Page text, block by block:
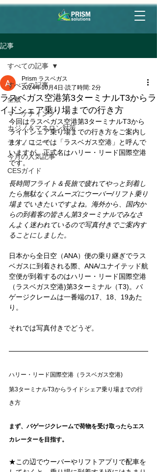
記事
すべての記事
全般
マーケティング
カジノ＆マネロン対策
テクノロジー
今月の人気記事
CESガイド
すべての記事
ラスベガス空港第3ターミナルT3からラ
イドシェア乗り場までの行き方
Prism ラスベガス
2024年10月4日 読了時間: 2分
今回はラスベガス空港第3ターミナルT3から
ライドシェア乗り場までの行き方をご案内し
ます。ここでは「ラスベガス空港」と呼んで
いますが、正式名はハリー・リード国際空港
です。
長時間フライト＆長旅で疲れてやっと到着し
たら無駄なくスムーズにウーバー/リフト乗り
場までいきたいですよね。海外から、国内か
らの到着客の皆さん第3ターミナルでみなさ
んよく迷われているので写真付きでご案内す
ることにしました。
日本から全日空（ANA）便の乗り継ぎでラス
ベガスに到着される際、ANA/ユナイテッド航
空便が到着するのはハリー・リード国際空港
（ラスベガス空港)第3ターミナル（T3)。バ
ゲージクレームは一番端の17、18、19あた
り。
それでは写真付きでどうぞ。
ハリー・リード国際空港（ラスベガス空港)
第3ターミナルT3からライドシェア乗り場までの行
き方
まず、バゲージクレームで荷物を受け取ったらエス
カレーターを目指す。
★この辺でウーバーやリフトアプリで配車を